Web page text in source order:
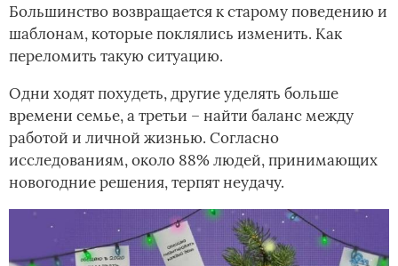
Большинство возвращается к старому поведению и
шаблонам, которые поклялись изменить. Как
переломить такую ситуацию.
Одни ходят похудеть, другие уделять больше
времени семье, а третьи – найти баланс между
работой и личной жизнью. Согласно
исследованиям, около 88% людей, принимающих
новогодние решения, терпят неудачу.